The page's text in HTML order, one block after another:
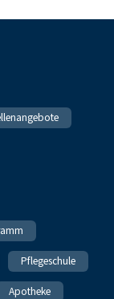
Pflegeschule
Apotheke